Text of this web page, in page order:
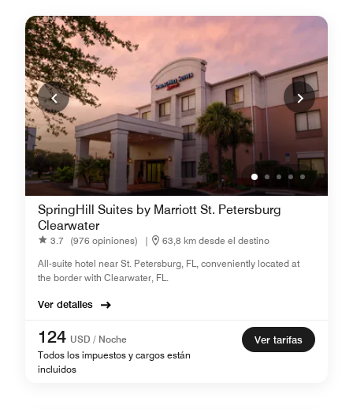
SpringHill Suites by Marriott St. Petersburg
Clearwater
3.7 (976 opiniones) |
63,8 km desde el destino
All-suite hotel near St. Petersburg, FL, conveniently located at
the border with Clearwater, FL.
Ver detalles
124 USD / Noche
Todos los impuestos y cargos están
incluidos
Ver tarifas